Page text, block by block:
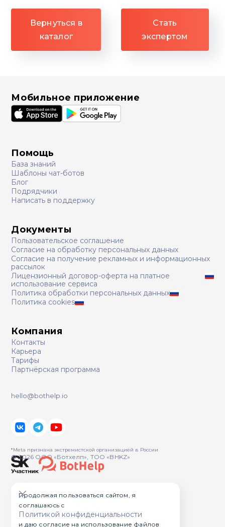
Вернуться в
каталог
Стать
экспертом
Продолжая пользоваться сайтом, я
соглашаюсь с
Политикой конфиденциальности
и даю согласие на использование файлов
Помощь
База знаний
Шаблоны чат-ботов
Блог
Подрядчики
Написать в поддержку
Документы
Пользовательское соглашение
Согласие на обработку персональных данных
Согласие на получение рекламных и информационных
рассылок
Лицензионный договор-оферта на платное
использование сервиса
Политика обработки персональных данных
Политика cookies
Компания
Контакты
Карьера
Тарифы
Партнёрская программа
Мобильное приложение
*Meta признана экстремистcкой организацией в России
© 2026 ООО «Ботхелп», ТОО «BHKZ»
hello@bothelp.io